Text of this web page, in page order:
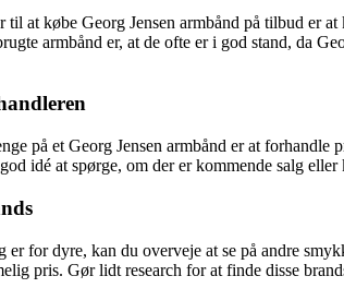
at købe Georg Jensen armbånd på tilbud er
armbånd er, at de ofte er i god stand, da
på et Georg Jensen armbånd er at
idé at spørge, om der er kommende salg
er for dyre, kan du overveje at se på andre
pris. Gør lidt research for at finde disse